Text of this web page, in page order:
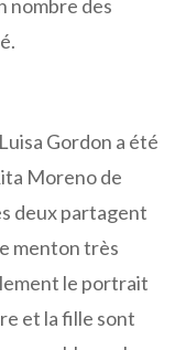
nombre des
Gordon a été
Moreno de
deux partagent
menton très
le portrait
et la fille sont